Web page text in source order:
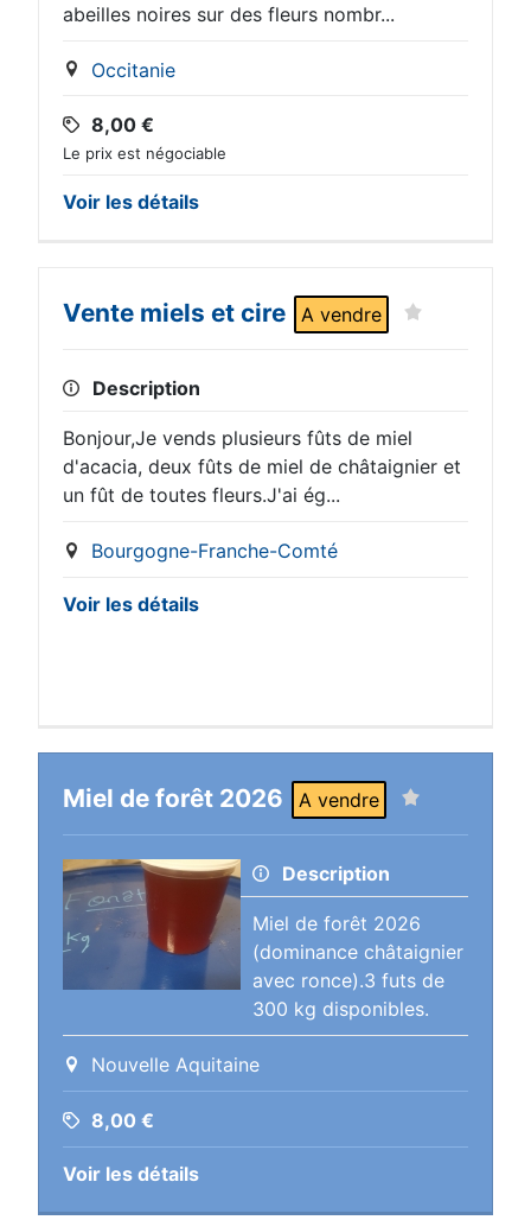
abeilles noires sur des fleurs nombr...
Occitanie
8,00 €
Le prix est négociable
Voir les détails
Vente miels et cire A vendre
Description
Bonjour,Je vends plusieurs fûts de miel
d'acacia, deux fûts de miel de châtaignier et
un fût de toutes fleurs.J'ai ég...
Bourgogne-Franche-Comté
Voir les détails
Miel de forêt 2026 A vendre
Description
Miel de forêt 2026
(dominance châtaignier
avec ronce).3 futs de
300 kg disponibles.
Nouvelle Aquitaine
8,00 €
Voir les détails